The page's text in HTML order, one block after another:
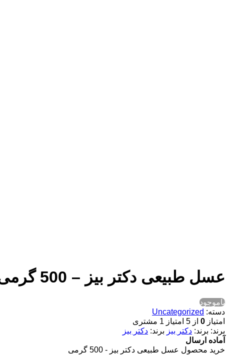
عسل طبیعی دکتر بیز – 500 گرمی
ناموجود
دسته: Uncategorized
امتیاز 0 از 5 امتیاز 1 مشتری
برند: دکتر بیز برند: دکتر بیز
آماده ارسال
خرید محصول عسل طبیعی دکتر بیز - 500 گرمی